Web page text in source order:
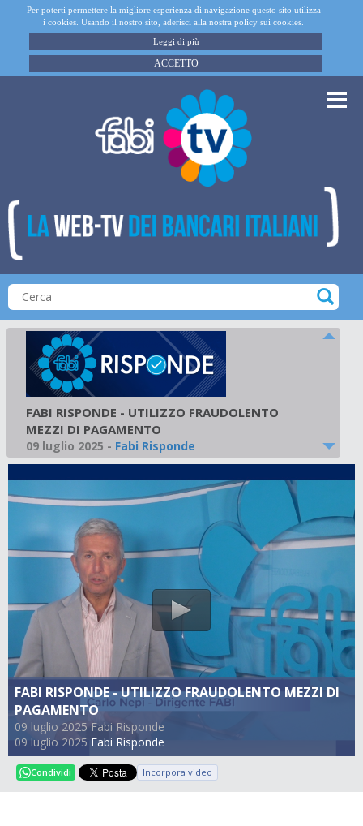
Per poterti permettere la migliore esperienza di navigazione questo sito utilizza
i cookies. Usando il nostro sito, aderisci alla nostra policy sui cookies.
Leggi di più
ACCETTO
FABI RISPONDE - UTILIZZO FRAUDOLENTO MEZZI DI
PAGAMENTO
09 luglio 2025 Fabi Risponde
09 luglio 2025 Fabi Risponde
FABI RISPONDE - UTILIZZO FRAUDOLENTO
MEZZI DI PAGAMENTO
09 luglio 2025 - Fabi Risponde
Condividi Incorpora video